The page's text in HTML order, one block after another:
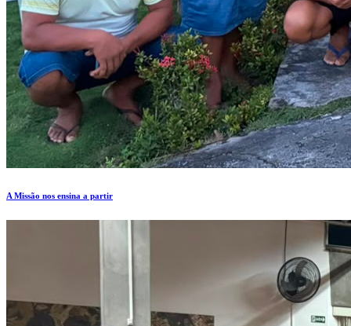
A Missão nos ensina a partir